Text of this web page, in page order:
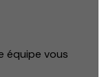
équipe vous